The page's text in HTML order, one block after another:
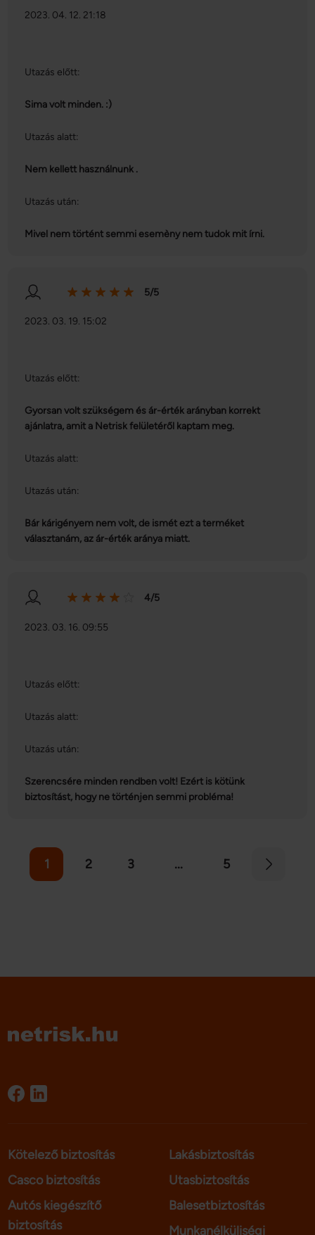
2023. 04. 12. 21:18
Utazás előtt:
Sima volt minden. :)
Utazás alatt:
Nem kellett használnunk .
Utazás után:
Mivel nem történt semmi esemèny nem tudok mit írni.
5/5
2023. 03. 19. 15:02
Utazás előtt:
Gyorsan volt szükségem és ár-érték arányban korrekt
ajánlatra, amit a Netrisk felületéről kaptam meg.
Utazás alatt:
Utazás után:
Bár kárigényem nem volt, de ismét ezt a terméket
választanám, az ár-érték aránya miatt.
4/5
2023. 03. 16. 09:55
Utazás előtt:
Utazás alatt:
Utazás után:
Szerencsére minden rendben volt! Ezért is kötünk
biztosítást, hogy ne történjen semmi probléma!
1 2 3 ... 5
Kötelező biztosítás
Casco biztosítás
Autós kiegészítő
biztosítás
Lakásbiztosítás
Utasbiztosítás
Balesetbiztosítás
Munkanélküliségi